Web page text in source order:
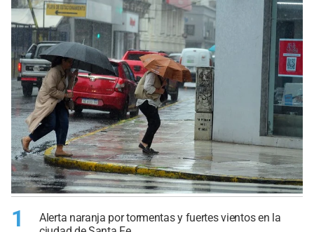
1
Alerta naranja por tormentas y fuertes vientos en la